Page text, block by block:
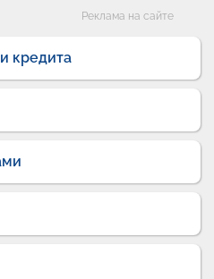
Реклама на сайте
кредита